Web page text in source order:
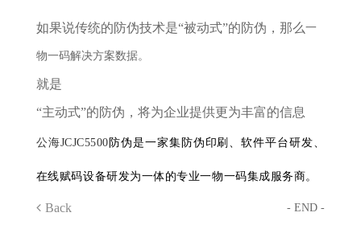
如果说传统的防伪技术是“被动式”的防伪，那么一
物一码解决方案
就是
“主动式”的防伪，将为企业提供更为丰富的信息
数据。
公海JCJC5500 防伪是一家集防伪印刷、软件平台研发、
在线赋码设备研发为一体的专业一物一码集成服务商。
Back - END -